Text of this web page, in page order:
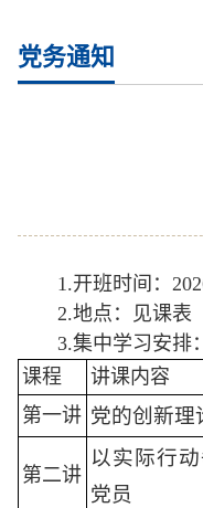
党务通知
1.开班时间：
2.地点：见课表
3.集中学习安排
课程
讲课内容
第一讲 党的创新理
第二讲
以实际行
党员